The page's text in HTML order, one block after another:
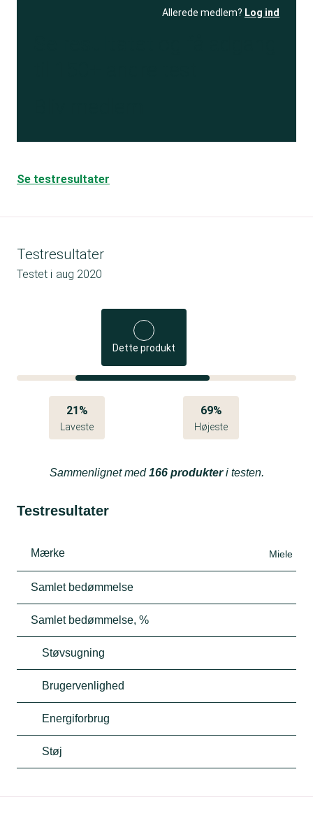
Allerede medlem? Log ind
Se testresultater
Testresultater
Testet i aug 2020
Dette produkt
21%
Laveste
69%
Højeste
Sammenlignet med166 produkteri testen.
Testresultater
Mærke Miele
Samlet bedømmelse
Samlet bedømmelse, %
Støvsugning
Brugervenlighed
Energiforbrug
Støj